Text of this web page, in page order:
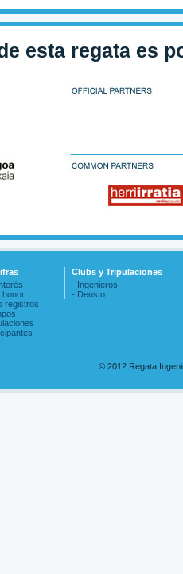
esta regata es
honor
registros
Clubs y Tripulaciones
- Ingenieros
- Deusto
© 2012 Regata